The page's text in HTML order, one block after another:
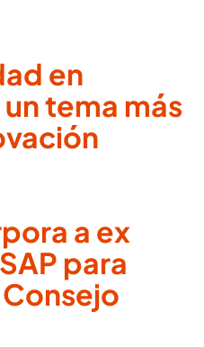
en
tema más
a ex
para